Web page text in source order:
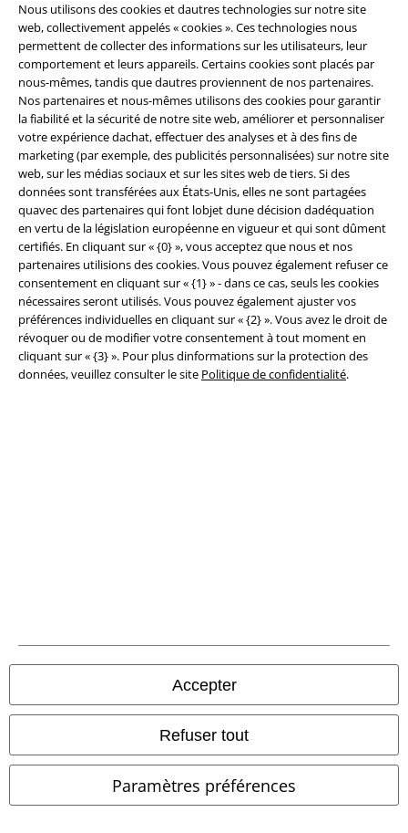
Nous utilisons des cookies et dautres technologies sur notre site
web, collectivement appelés « cookies ». Ces technologies nous
permettent de collecter des informations sur les utilisateurs, leur
comportement et leurs appareils. Certains cookies sont placés par
nous-mêmes, tandis que dautres proviennent de nos partenaires.
Nos partenaires et nous-mêmes utilisons des cookies pour garantir
la fiabilité et la sécurité de notre site web, améliorer et personnaliser
votre expérience dachat, effectuer des analyses et à des fins de
marketing (par exemple, des publicités personnalisées) sur notre site
web, sur les médias sociaux et sur les sites web de tiers. Si des
données sont transférées aux États-Unis, elles ne sont partagées
quavec des partenaires qui font lobjet dune décision dadéquation
en vertu de la législation européenne en vigueur et qui sont dûment
certifiés. En cliquant sur « {0} », vous acceptez que nous et nos
partenaires utilisions des cookies. Vous pouvez également refuser ce
consentement en cliquant sur « {1} » - dans ce cas, seuls les cookies
nécessaires seront utilisés. Vous pouvez également ajuster vos
préférences individuelles en cliquant sur « {2} ». Vous avez le droit de
révoquer ou de modifier votre consentement à tout moment en
cliquant sur « {3} ». Pour plus dinformations sur la protection des
données, veuillez consulter le site Politique de confidentialité.
Accepter
Refuser tout
Paramètres préférences
Communauté
Méthodes de paiement
A Warner Music Group Company